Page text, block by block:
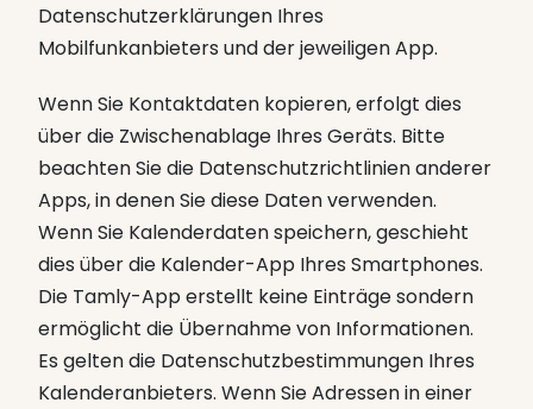
Datenschutzerklärungen Ihres
Mobilfunkanbieters und der jeweiligen App.
Wenn Sie Kontaktdaten kopieren, erfolgt dies
über die Zwischenablage Ihres Geräts. Bitte
beachten Sie die Datenschutzrichtlinien anderer
Apps, in denen Sie diese Daten verwenden.
Wenn Sie Kalenderdaten speichern, geschieht
dies über die Kalender-App Ihres Smartphones.
Die Tamly-App erstellt keine Einträge sondern
ermöglicht die Übernahme von Informationen.
Es gelten die Datenschutzbestimmungen Ihres
Kalenderanbieters. Wenn Sie Adressen in einer